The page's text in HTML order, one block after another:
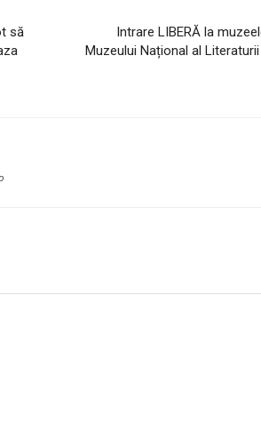
ANUNȚUL
să
Intrare LIBERĂ la
Muzeului Național al